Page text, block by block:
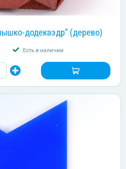
додекаэдр" (дерево)
Есть в наличии